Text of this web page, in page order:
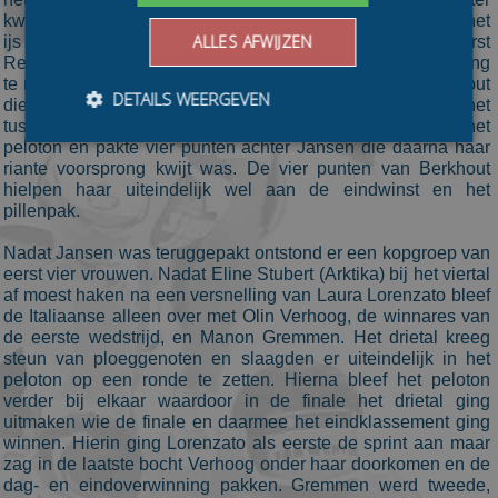
kwam dat naar de voorgrond dan in de zustermoord die op het
ijs ontstond toen een dapper Eline Jansen (Van Ramshorst
Renault) solo rondenlang op kop reed maar haar voorsprong
te niet gedaan zag worden door ploeggenote Janne Berkhout
die meestreed om het pillenpak van het
tussensprintklassement. De jonge Berkhout leidde het
peloton en pakte vier punten achter Jansen die daarna haar
riante voorsprong kwijt was. De vier punten van Berkhout
hielpen haar uiteindelijk wel aan de eindwinst en het
pillenpak.
Nadat Jansen was teruggepakt ontstond er een kopgroep van
eerst vier vrouwen. Nadat Eline Stubert (Arktika) bij het viertal
af moest haken na een versnelling van Laura Lorenzato bleef
de Italiaanse alleen over met Olin Verhoog, de winnares van
de eerste wedstrijd, en Manon Gremmen. Het drietal kreeg
steun van ploeggenoten en slaagden er uiteindelijk in het
peloton op een ronde te zetten. Hierna bleef het peloton
verder bij elkaar waardoor in de finale het drietal ging
uitmaken wie de finale en daarmee het eindklassement ging
winnen. Hierin ging Lorenzato als eerste de sprint aan maar
zag in de laatste bocht Verhoog onder haar doorkomen en de
dag- en eindoverwinning pakken. Gremmen werd tweede,
ALLES AFWIJZEN
DETAILS WEERGEVEN
Bezoekersgegevens Gerichte advertenties
bezoekers de website gebruiken, bijv. analytische
cookies. Deze cookies kunnen niet worden gebruikt om
een bepaalde bezoeker direct te identificeren.
Naam
Aanbieder /
Domein
Vervaldatum
_ga
Google LLC
.schaatspeloton.nl
1 jaar 1
maand
This cookie
name is
asssociated
with Google
Universal
Analytics -
which is a
significant
update to